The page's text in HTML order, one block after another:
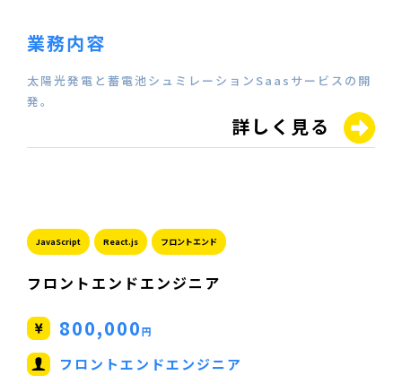
業務内容
太陽光発電と蓄電池シュミレーションSaasサービスの開
発。
詳しく見る
JavaScript React.js フロントエンド
フロントエンドエンジニア
800,000円
フロントエンドエンジニア